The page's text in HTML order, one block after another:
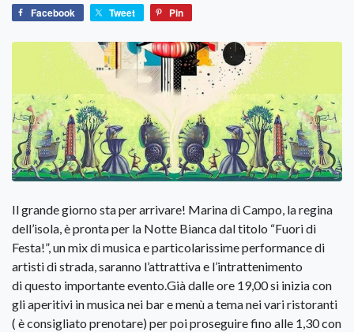
Facebook Tweet Pin
Il grande giorno sta per arrivare! Marina di Campo, la regina
dell’isola, è pronta per la Notte Bianca dal titolo “Fuori di
Festa!”, un mix di musica e particolarissime performance di
artisti di strada, saranno l’attrattiva e l’intrattenimento
di questo importante evento.Già dalle ore 19,00 si inizia con
gli aperitivi in musica nei bar e menù a tema nei vari ristoranti
( è consigliato prenotare) per poi proseguire fino alle 1,30 con